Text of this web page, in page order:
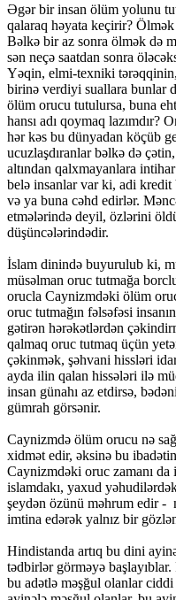
Əgər bir insan ölüm yolunu
qalaraq həyata keçirir? Ölmək
Bəlkə bir az sonra ölmək də
sən neçə saatdan sonra
Yəqin, elmi-texniki
birinə verdiyi suallara bunlar
ölüm orucu tutulursa, buna
hansı adı qoymaq lazımdır?
hər kəs bu dünyadan köçüb
ucuzlaşdıranlar bəlkə də
altından qalxmayanlara
belə insanlar var ki, adi
və ya buna cəhd edirlər.
etmələrində deyil, özlərini
düşüncələrindədir.
İslam dinində buyurulub ki,
müsəlman oruc tutmağa
orucla Caynizmdəki ölüm
oruc tutmağın fəlsəfəsi
gətirən hərəkətlərdən
qalmaq oruc tutmaq üçün
çəkinmək, şəhvani hissləri
ayda ilin qalan hissələri ilə
insan günahı az etdirsə,
gümrah görsənir.
Caynizmdə ölüm orucu nə
xidmət edir, əksinə bu
Caynizmdəki oruc zamanı
islamdakı, yaxud
şeydən özünü məhrum edir -
imtina edərək yalnız bir
Hindistanda artıq bu dini
tədbirlər görməyə
bu adətlə məşğul olanlar ciddi